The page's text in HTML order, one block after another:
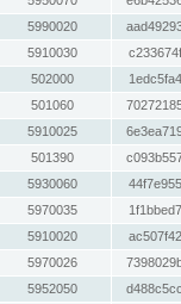
5990020
5910030
502000
501060
5910025
501390
5930060
5970035
5910020
5970026
5952050